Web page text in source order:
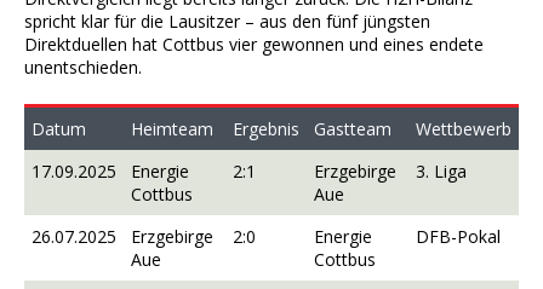
spricht klar für die Lausitzer – aus den fünf jüngsten
Direktduellen hat Cottbus vier gewonnen und eines endete
unentschieden.
Datum Heimteam Ergebnis Gastteam
Wettbewerb
17.09.2025
Energie
Cottbus
2:1
Erzgebirge
Aue
3. Liga
26.07.2025
Erzgebirge
Aue
2:0
Energie
Cottbus
DFB-Pokal